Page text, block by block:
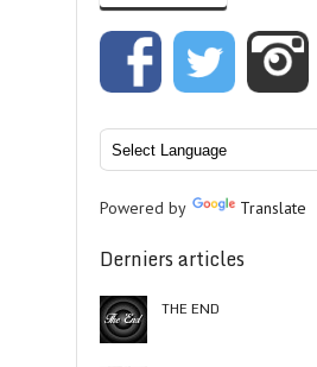
Powered by Translate
Derniers articles
THE END